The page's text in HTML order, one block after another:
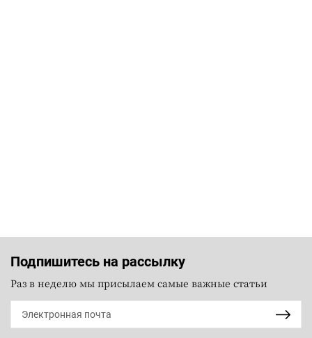
Подпишитесь на рассылку
Раз в неделю мы присылаем самые важные статьи